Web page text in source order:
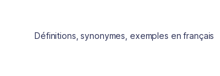
Définitions, synonymes, exemples en français